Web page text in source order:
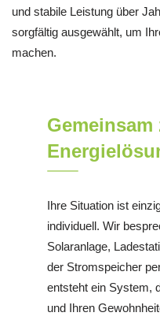
und stabile Leistung über
sorgfältig ausgewählt, um
machen.
Ihre Situation ist
individuell. Wir
Solaranlage,
der Stromspeicher
entsteht ein System,
und Ihren